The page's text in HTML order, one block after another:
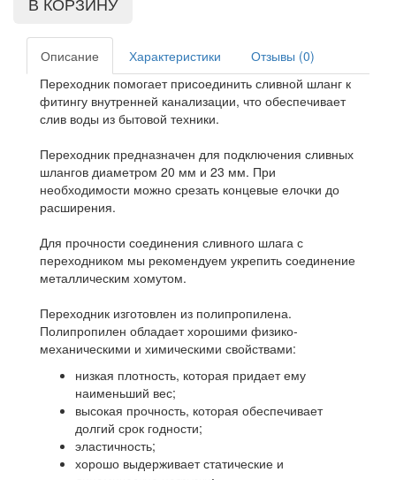
Описание Характеристики
Отзывы (0)
Переходник помогает присоединить сливной шланг к
фитингу внутренней канализации, что обеспечивает
слив воды из бытовой техники.
Переходник предназначен для подключения сливных
шлангов диаметром 20 мм и 23 мм. При
необходимости можно срезать концевые елочки до
расширения.
Для прочности соединения сливного шлага с
переходником мы рекомендуем укрепить соединение
металлическим хомутом.
Переходник изготовлен из полипропилена.
Полипропилен обладает хорошими физико-
механическими и химическими свойствами:
низкая плотность, которая придает ему
наименьший вес;
высокая прочность, которая обеспечивает
долгий срок годности;
эластичность;
хорошо выдерживает статические и